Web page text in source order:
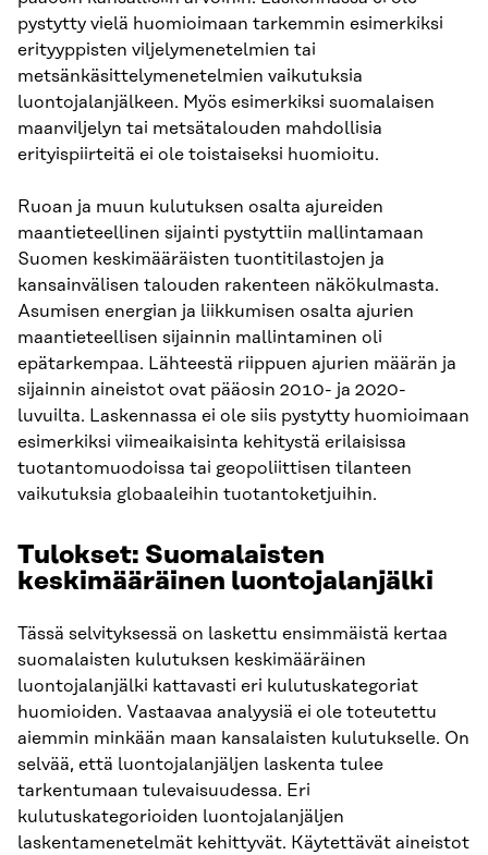
pystytty vielä huomioimaan tarkemmin esimerkiksi
erityyppisten viljelymenetelmien tai
metsänkäsittelymenetelmien vaikutuksia
luontojalanjälkeen. Myös esimerkiksi suomalaisen
maanviljelyn tai metsätalouden mahdollisia
erityispiirteitä ei ole toistaiseksi huomioitu.
Ruoan ja muun kulutuksen osalta ajureiden
maantieteellinen sijainti pystyttiin mallintamaan
Suomen keskimääräisten tuontitilastojen ja
kansainvälisen talouden rakenteen näkökulmasta.
Asumisen energian ja liikkumisen osalta ajurien
maantieteellisen sijainnin mallintaminen oli
epätarkempaa. Lähteestä riippuen ajurien määrän ja
sijainnin aineistot ovat pääosin 2010- ja 2020-
luvuilta. Laskennassa ei ole siis pystytty huomioimaan
esimerkiksi viimeaikaisinta kehitystä erilaisissa
tuotantomuodoissa tai geopoliittisen tilanteen
vaikutuksia globaaleihin tuotantoketjuihin.
Tulokset: Suomalaisten
keskimääräinen luontojalanjälki
Tässä selvityksessä on laskettu ensimmäistä kertaa
suomalaisten kulutuksen keskimääräinen
luontojalanjälki kattavasti eri kulutuskategoriat
huomioiden. Vastaavaa analyysiä ei ole toteutettu
aiemmin minkään maan kansalaisten kulutukselle. On
selvää, että luontojalanjäljen laskenta tulee
tarkentumaan tulevaisuudessa. Eri
kulutuskategorioiden luontojalanjäljen
laskentamenetelmät kehittyvät. Käytettävät aineistot